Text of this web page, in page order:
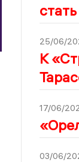
25/06/
К
17/06/
03/06/